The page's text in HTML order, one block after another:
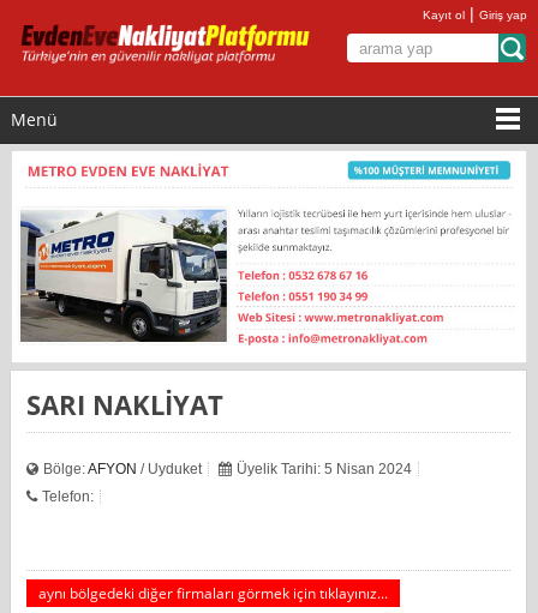
Kayıt ol |Giriş yap
Menü
SARI NAKLİYAT
Bölge:AFYON / Uyduket
Üyelik Tarihi: 5 Nisan 2024
Telefon:
aynı bölgedeki diğer firmaları görmek için tıklayınız...